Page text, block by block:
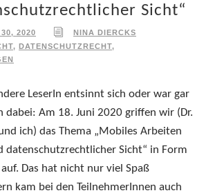
Sicht“
2020
NINA DIERCKS
, DATENSCHUTZRECHT,
LeserIn entsinnt sich oder war gar
dabei: Am 18. Juni 2020 griffen wir (Dr.
ich) das Thema „Mobiles Arbeiten
datenschutzrechtlicher Sicht“ in Form
Das hat nicht nur viel Spaß
kam bei den TeilnehmerInnen auch